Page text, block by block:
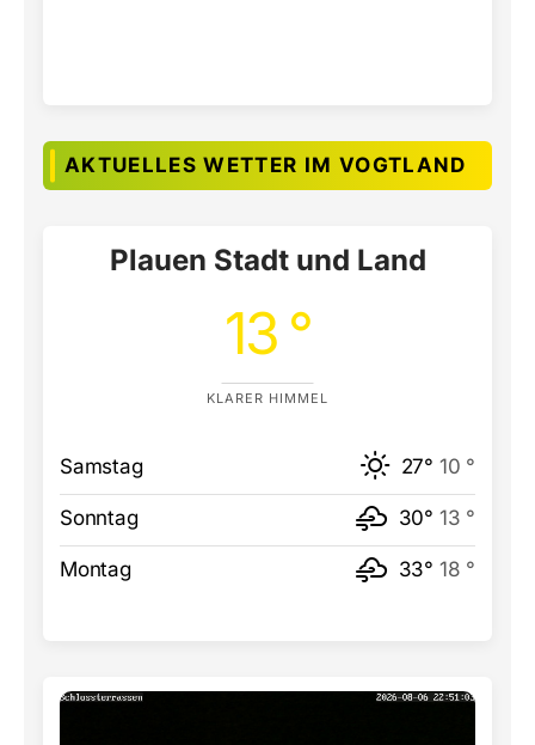
AKTUELLES WETTER IM VOGTLAND
Plauen Stadt und Land
13 °
KLARER HIMMEL
Samstag 27° 10 °
Sonntag 30° 13 °
Montag 33° 18 °